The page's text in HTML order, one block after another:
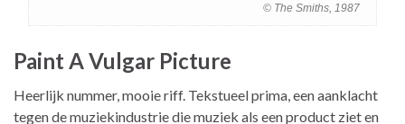
© The Smiths, 1987
Paint A Vulgar Picture
Heerlijk nummer, mooie riff. Tekstueel prima, een aanklacht
tegen de muziekindustrie die muziek als een product ziet en